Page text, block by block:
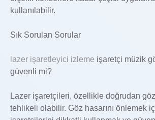
kullanılabilir.
Sık Sorulan Sorular
lazer işaretleyici izleme işaretçi müzik
güvenli mi?
Lazer işaretçileri, özellikle doğrudan
tehlikeli olabilir. Göz hasarını önlemek